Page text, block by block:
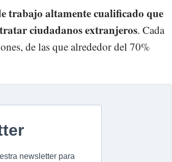
trabajo altamente cualificado que
ciudadanos extranjeros. Cada
de las que alrededor del 70%